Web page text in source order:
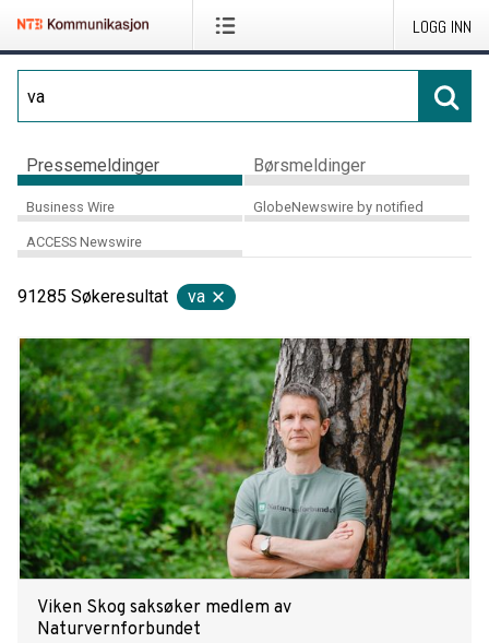
LOGG INN
Pressemeldinger Børsmeldinger
Business Wire GlobeNewswire by notified
ACCESS Newswire
91285 Søkeresultat va
Viken Skog saksøker medlem av
Naturvernforbundet